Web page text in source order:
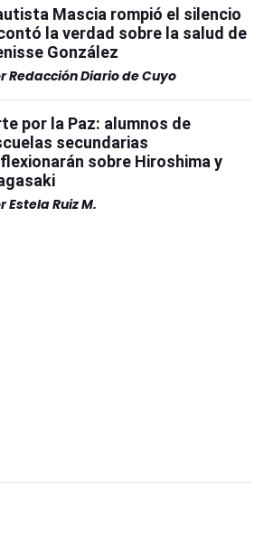
Mascia rompió el silencio
la verdad sobre la salud de
González
Redacción Diario de Cuyo
por la Paz: alumnos de
secundarias
sobre Hiroshima y
Estela Ruiz M.